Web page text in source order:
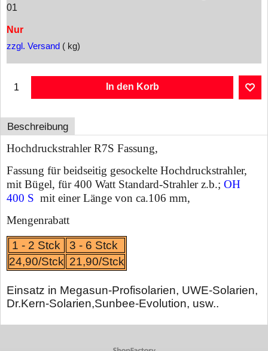
01
Nur
zzgl. Versand kg
In den Korb
Beschreibung
Hochdruckstrahler R7S Fassung,
Fassung für beidseitig gesockelte Hochdruckstrahler,
mit Bügel, für 400 Watt Standard-Strahler z.b.; OH
400 S mit einer Länge von ca.106 mm,
Mengenrabatt
1 - 2 Stck
3 - 6 Stck
24,90/Stck 21,90/Stck
Einsatz in Megasun-Profisolarien, UWE-Solarien,
Dr.Kern-Solarien,Sunbee-Evolution, usw..